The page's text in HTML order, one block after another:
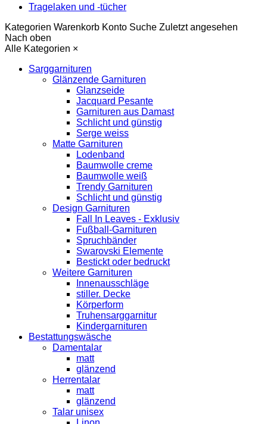
Tragelaken und -tücher
Kategorien Warenkorb Konto Suche Zuletzt angesehen
Nach oben
Alle Kategorien ×
Sarggarnituren
Glänzende Garnituren
Glanzseide
Jacquard Pesante
Garnituren aus Damast
Schlicht und günstig
Serge weiss
Matte Garnituren
Lodenband
Baumwolle creme
Baumwolle weiß
Trendy Garnituren
Schlicht und günstig
Design Garnituren
Fall In Leaves - Exklusiv
Fußball-Garnituren
Spruchbänder
Swarovski Elemente
Bestickt oder bedruckt
Weitere Garnituren
Innenausschläge
stiller. Decke
Körperform
Truhensarggarnitur
Kindergarnituren
Bestattungswäsche
Damentalar
matt
glänzend
Herrentalar
matt
glänzend
Talar unisex